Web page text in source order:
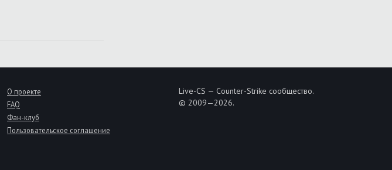
О проекте
FAQ
Фан-клуб
Пользовательское соглашение
Live-CS — Counter-Strike сообщество.
© 2009—2026.